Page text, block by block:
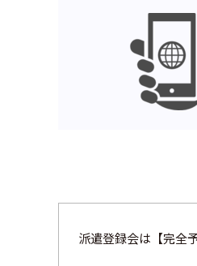
派遣登録会は【完全